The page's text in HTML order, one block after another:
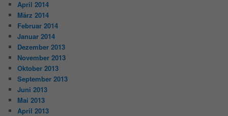
April 2014
März 2014
Februar 2014
Januar 2014
Dezember 2013
November 2013
Oktober 2013
September 2013
Juni 2013
Mai 2013
April 2013